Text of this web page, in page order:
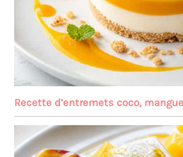
Recette d’entremets coco,